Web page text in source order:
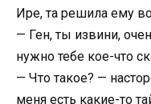
Ире, та решила ему
— Ген, ты извини,
нужно тебе кое-что
— Что такое? —
меня есть какие-то